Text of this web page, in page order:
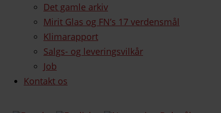
Det gamle arkiv
Mirit Glas og FN’s 17 verdensmål
Klimarapport
Salgs- og leveringsvilkår
Job
Kontakt os